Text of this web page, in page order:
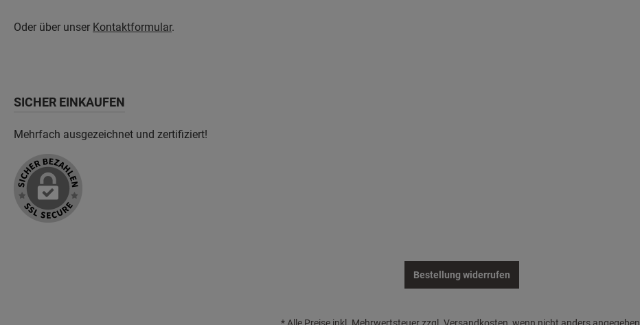
Oder über unser Kontaktformular.
SICHER EINKAUFEN
Mehrfach ausgezeichnet und zertifiziert!
Bestellung widerrufen